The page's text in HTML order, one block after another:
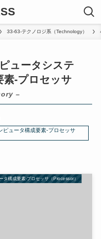
33-63-テクノロジ系（Technology）
ュータシステ
素-プロセッサ
–
ピュータ構成要素-プロセッサ
タ構成要素-プロセッサ（Processor）